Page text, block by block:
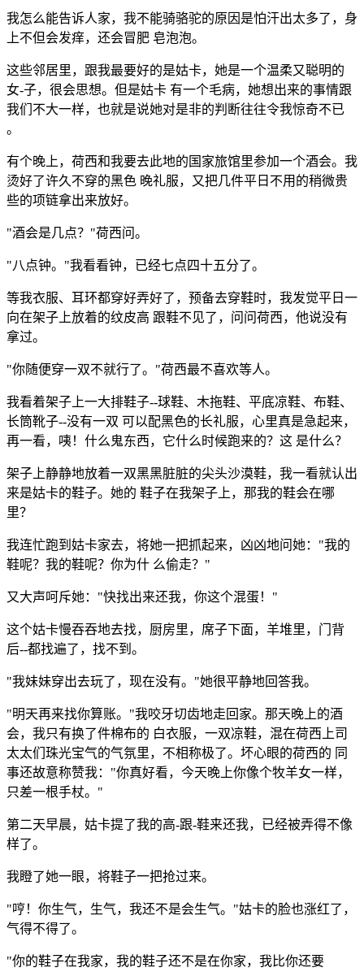
我怎么能告诉人家，我不能骑骆驼的原因是怕汗出太多了，身
上不但会发痒，还会冒肥 皂泡泡。
这些邻居里，跟我最要好的是姑卡，她是一个温柔又聪明的
女-子，很会思想。但是姑卡 有一个毛病，她想出来的事情跟
我们不大一样，也就是说她对是非的判断往往令我惊奇不已
。
有个晚上，荷西和我要去此地的国家旅馆里参加一个酒会。我
烫好了许久不穿的黑色 晚礼服，又把几件平日不用的稍微贵
些的项链拿出来放好。
"酒会是几点？"荷西问。
"八点钟。"我看看钟，已经七点四十五分了。
等我衣服、耳环都穿好弄好了，预备去穿鞋时，我发觉平日一
向在架子上放着的纹皮高 跟鞋不见了，问问荷西，他说没有
拿过。
"你随便穿一双不就行了。"荷西最不喜欢等人。
我看着架子上一大排鞋子--球鞋、木拖鞋、平底凉鞋、布鞋、
长筒靴子--没有一双 可以配黑色的长礼服，心里真是急起来，
再一看，咦！什么鬼东西，它什么时候跑来的？这 是什么？
架子上静静地放着一双黑黑脏脏的尖头沙漠鞋，我一看就认出
来是姑卡的鞋子。她的 鞋子在我架子上，那我的鞋会在哪
里？
我连忙跑到姑卡家去，将她一把抓起来，凶凶地问她："我的
鞋呢？我的鞋呢？你为什 么偷走？"
又大声呵斥她："快找出来还我，你这个混蛋！"
这个姑卡慢吞吞地去找，厨房里，席子下面，羊堆里，门背
后--都找遍了，找不到。
"我妹妹穿出去玩了，现在没有。"她很平静地回答我。
"明天再来找你算账。"我咬牙切齿地走回家。那天晚上的酒
会，我只有换了件棉布的 白衣服，一双凉鞋，混在荷西上司
太太们珠光宝气的气氛里，不相称极了。坏心眼的荷西的 同
事还故意称赞我："你真好看，今天晚上你像个牧羊女一样，
只差一根手杖。"
第二天早晨，姑卡提了我的高-跟-鞋来还我，已经被弄得不像
样了。
我瞪了她一眼，将鞋子一把抢过来。
"哼！你生气，生气，我还不是会生气。"姑卡的脸也涨红了，
气得不得了。
"你的鞋子在我家，我的鞋子还不是在你家，我比你还要